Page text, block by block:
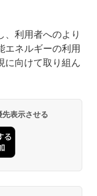
、利用者へのより
エネルギーの利用
に向けて取り組ん
表示させる